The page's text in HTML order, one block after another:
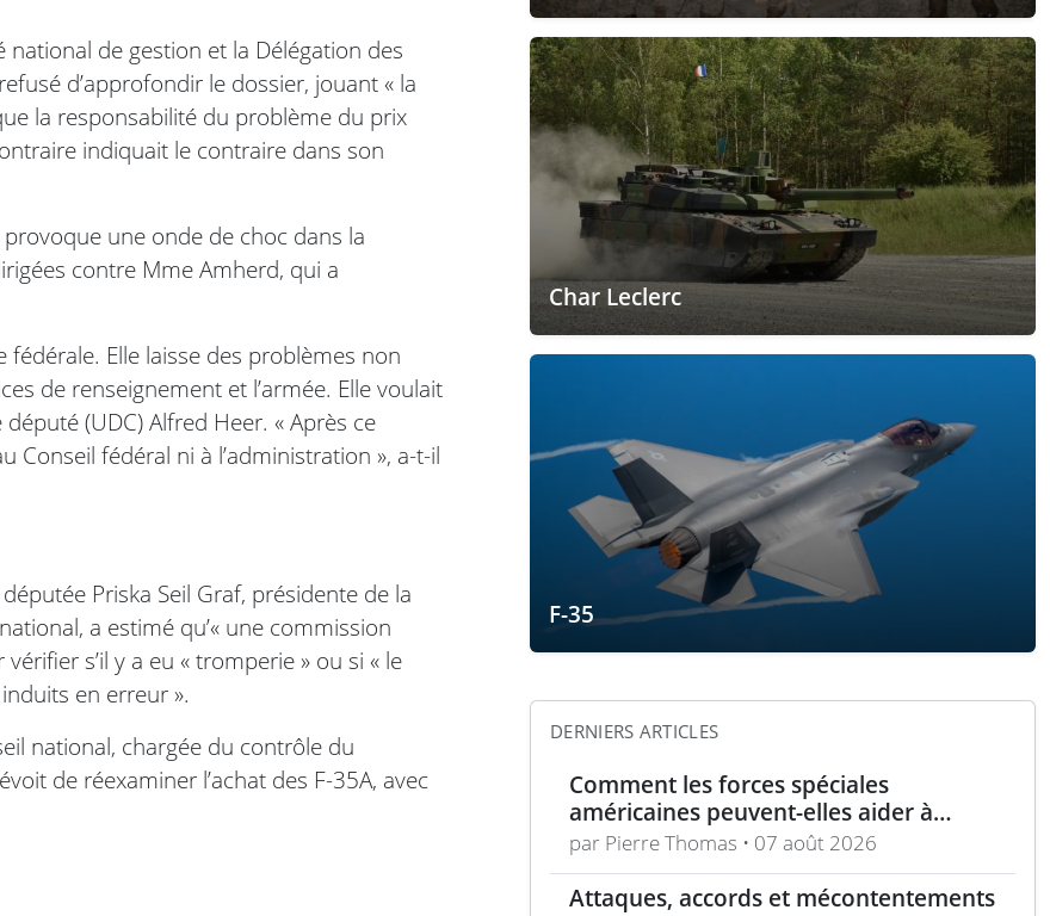
de gestion et la Délégation des
d’approfondir le dossier, jouant « la
la responsabilité du problème du prix
indiquait le contraire dans son
une onde de choc dans la
contre Mme Amherd, qui a
Elle laisse des problèmes non
de renseignement et l’armée. Elle voulait
(UDC) Alfred Heer. « Après ce
fédéral ni à l’administration », a-t-il
Priska Seil Graf, présidente de la
a estimé qu’« une commission
s’il y a eu « tromperie » ou si « le
en erreur ».
national, chargée du contrôle du
de réexaminer l’achat des F-35A, avec
Char Leclerc
F-35
DERNIERS ARTICLES
Comment les forces spéciales
américaines peuvent-elles aider à
repousser la Chine à Taïwan ?
par Pierre Thomas • 07 août 2026
Attaques, accords et mécontentements